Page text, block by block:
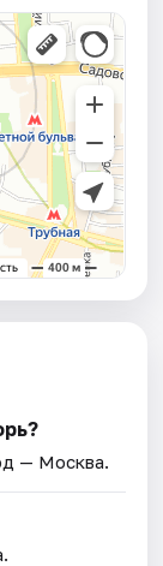
— Москва.